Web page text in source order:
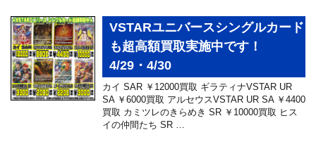
VSTARユニバースシングルカード
も超高額買取実施中です！
4/29・4/30
カイ SAR ￥12000買取 ギラティナVSTAR UR
SA ￥6000買取 アルセウスVSTAR UR SA ￥4400
買取 カミツレのきらめき SR ￥10000買取 ヒス
イの仲間たち SR …